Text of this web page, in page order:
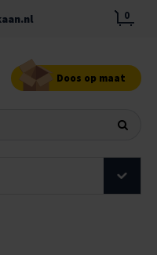
0
Doos op maat